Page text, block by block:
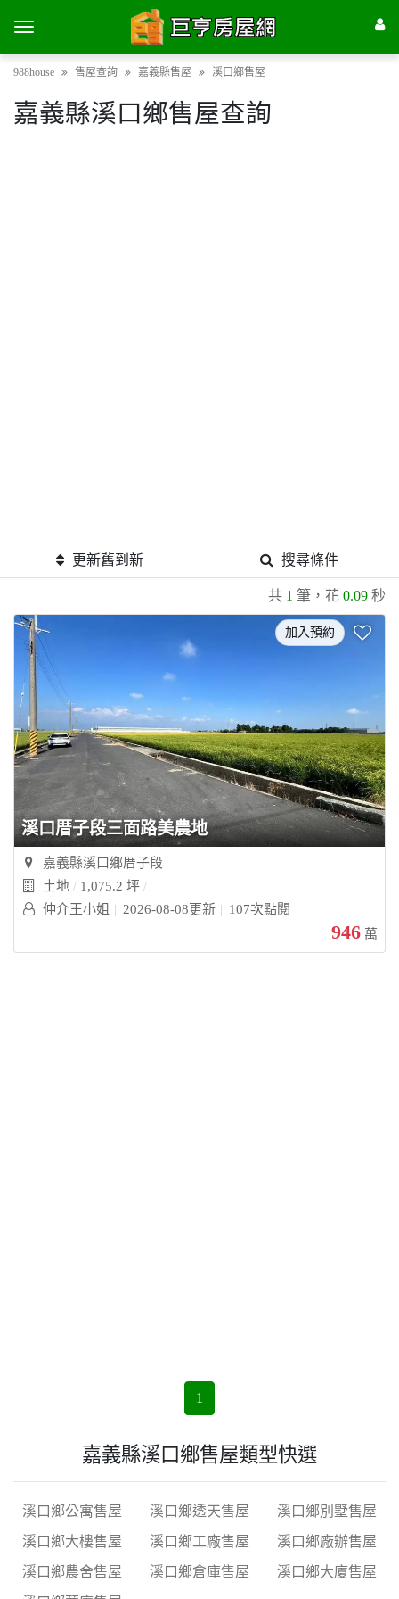
988house 售屋查詢 嘉義縣售屋 溪口鄉售屋
嘉義縣溪口鄉售屋查詢
更新舊到新 搜尋條件
共 1 筆，花 0.09 秒
加入預約
溪口厝子段三面路美農地
嘉義縣溪口鄉厝子段
土地
1,075.2 坪
仲介王小姐
2026-08-08更新 107次點閱
946 萬
1
嘉義縣溪口鄉售屋類型快選
溪口鄉公寓售屋 溪口鄉透天售屋
溪口鄉別墅售屋
溪口鄉大樓售屋
溪口鄉工廠售屋
溪口鄉廠辦售屋
溪口鄉農舍售屋
溪口鄉倉庫售屋
溪口鄉大廈售屋